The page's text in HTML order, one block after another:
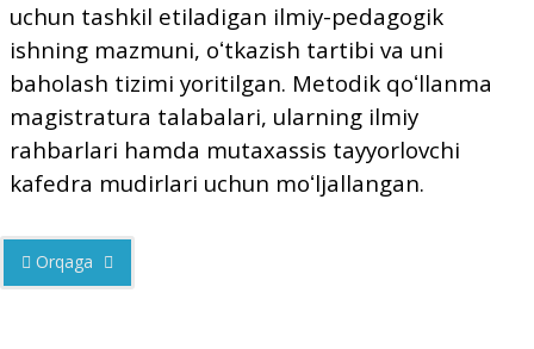
uchun tashkil etiladigan ilmiy-pedagogik
ishning mazmuni, oʻtkazish tartibi va uni
baholash tizimi yoritilgan. Metodik qoʻllanma
magistratura talabalari, ularning ilmiy
rahbarlari hamda mutaxassis tayyorlovchi
kafedra mudirlari uchun moʻljallangan.
Orqaga